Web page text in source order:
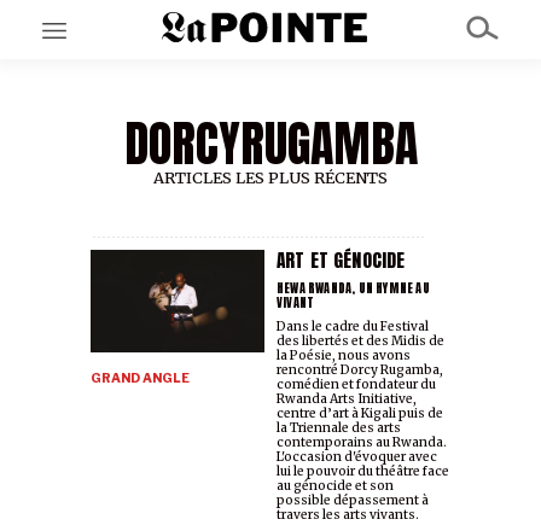
EN CE MOMENT
GRAND ANGLE
AU LARGE
À PROPOS
NOS PARTENAIRES
SOUTENEZ NOUS
DORCYRUGAMBA
ARTICLES LES PLUS RÉCENTS
ART ET GÉNOCIDE
HEWA RWANDA, UN HYMNE AU
VIVANT
GRAND ANGLE
Dans le cadre du Festival
des libertés et des Midis de
la Poésie, nous avons
rencontré Dorcy Rugamba,
comédien et fondateur du
Rwanda Arts Initiative,
centre d’art à Kigali puis de
la Triennale des arts
contemporains au Rwanda.
L'occasion d'évoquer avec
lui le pouvoir du théâtre face
au génocide et son
possible dépassement à
travers les arts vivants.